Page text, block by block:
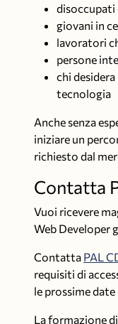
disoccupati
giovani in
lavoratori
persone
chi
tecnologia
Anche senza
iniziare un
richiesto dal
Contatta
Vuoi ricevere
Web Developer
Contatta PAL
requisiti di
le prossime date
La formazione